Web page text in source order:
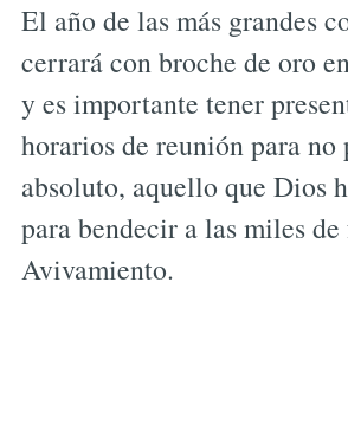
El año de las más grandes
cerrará con broche de oro
y es importante tener
horarios de reunión para no
absoluto, aquello que Dios
para bendecir a las miles
Avivamiento.